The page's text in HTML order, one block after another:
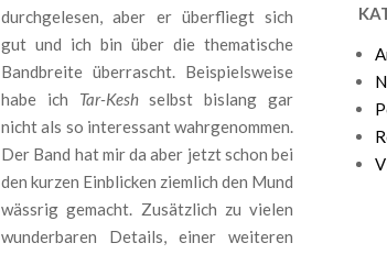
durchgelesen, aber er überfliegt sich
gut und ich bin über die thematische
Bandbreite überrascht. Beispielsweise
habe ich Tar-Keshselbst bislang gar
nicht als so interessant wahrgenommen.
Der Band hat mir da aber jetzt schon bei
den kurzen Einblicken ziemlich den Mund
wässrig gemacht. Zusätzlich zu vielen
wunderbaren Details, einer weiteren